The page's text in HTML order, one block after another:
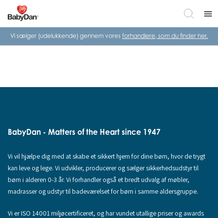
menu
Vi sælger (udelukkende) gennem vores forhandlere, som du finder her.
BabyDan - Matters of the Heart since 1947
Vi vil hjælpe dig med at skabe et sikkert hjem for dine børn, hvor de trygt
kan leve og lege. Vi udvikler, producerer og sælger sikkerhedsudstyr til
børn i alderen 0-3 år. Vi forhandler også et bredt udvalg af møbler,
madrasser og udstyr til badeværelset for børn i samme aldersgruppe.
Vi er ISO 14001 miljøcertificeret, og har vundet utallige priser og awards